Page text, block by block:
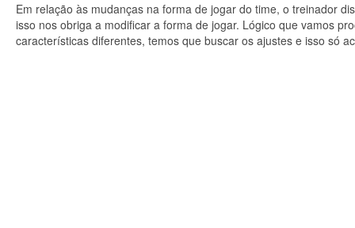
Em relação às mudanças na forma de jogar do time, o treinador
isso nos obriga a modificar a forma de jogar. Lógico que vamos
características diferentes, temos que buscar os ajustes e isso só